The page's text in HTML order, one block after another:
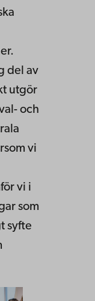
del av
utgör
och
vi
vi i
som
syfte